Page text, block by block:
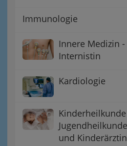
Immunologie
Innere Medizin
Internistin
Kardiologie
und Kinderärztin